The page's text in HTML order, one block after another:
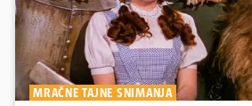
MRAČNE TAJNE SNIMANJA